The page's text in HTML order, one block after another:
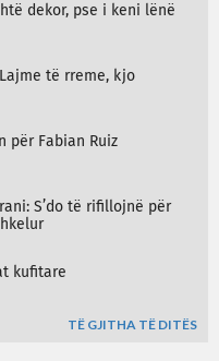
dekor, pse i keni lënë
të rreme, kjo
për Fabian Ruiz
S’do të rifillojnë për
kufitare
TË GJITHA TË DITËS